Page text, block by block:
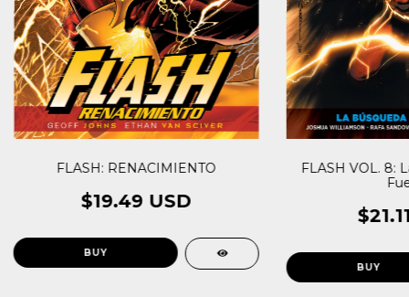
FLASH: RENACIMIENTO
$19.49 USD
FLASH VOL. 8: